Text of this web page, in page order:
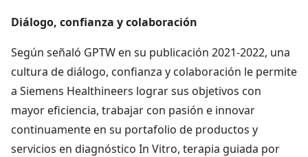
Diálogo, confianza y colaboración
Según señaló GPTW en su publicación 2021-2022, una
cultura de diálogo, confianza y colaboración le permite
a Siemens Healthineers lograr sus objetivos con
mayor eficiencia, trabajar con pasión e innovar
continuamente en su portafolio de productos y
servicios en diagnóstico In Vitro, terapia guiada por